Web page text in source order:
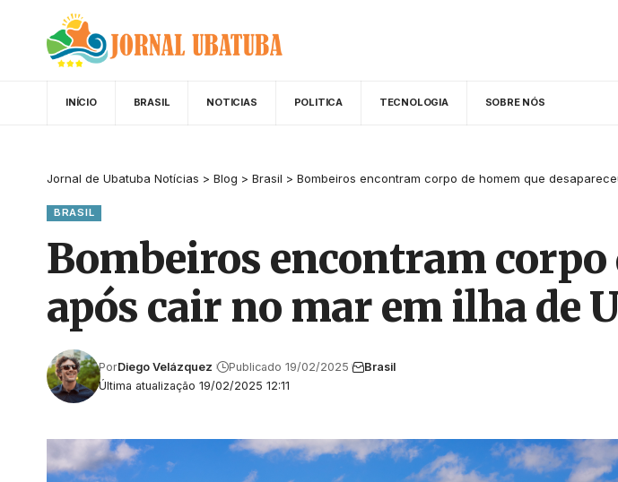
INÍCIO BRASIL NOTICIAS POLITICA TECNOLOGIA SOBRE NÓS
Jornal de Ubatuba Notícias > Blog > Brasil > Bombeiros encontram corpo de homem que
BRASIL
Bombeiros encontram corpo
após cair no mar em ilha de
Última atualização 19/02/2025 12:11
PorDiego Velázquez Publicado 19/02/2025 Brasil